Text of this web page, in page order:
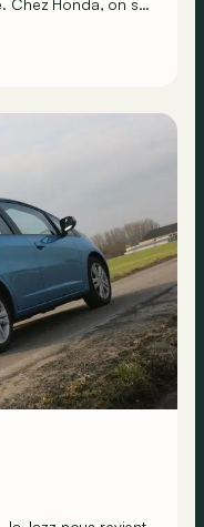
Chez Honda, on se
profite